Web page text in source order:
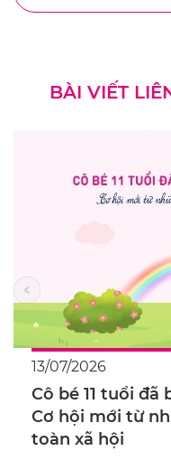
BÀI VIẾT
13/07/2026
Cô bé 11 tuổi đã
Cơ hội mới từ
toàn xã hội